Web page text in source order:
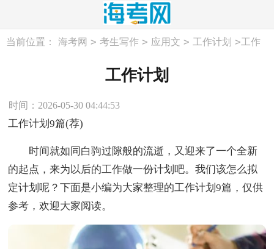
当前位置： 海考网 > 考生写作 > 应用文 > 工作计划 >工作
工作计划
时间：2026-05-30 04:44:53
工作计划9篇(荐)
时间就如同白驹过隙般的流逝，又迎来了一个全新
的起点，来为以后的工作做一份计划吧。我们该怎么拟
定计划呢？下面是小编为大家整理的工作计划9篇，仅供
参考，欢迎大家阅读。